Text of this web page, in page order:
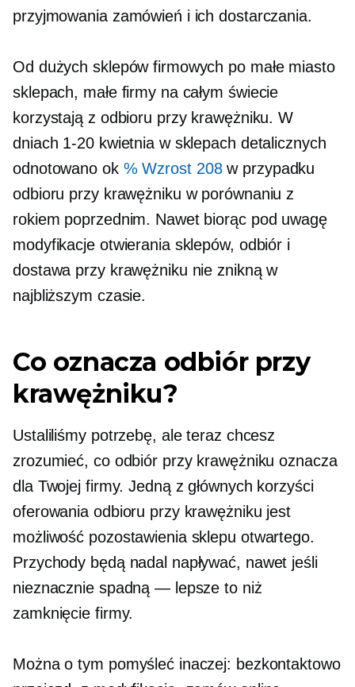
przyjmowania zamówień i ich dostarczania.
Od dużych sklepów firmowych po małe miasto
sklepach, małe firmy na całym świecie
korzystają z odbioru przy krawężniku. W
dniach 1-20 kwietnia w sklepach detalicznych
odnotowano ok % Wzrost 208w przypadku
odbioru przy krawężniku w porównaniu z
rokiem poprzednim. Nawet biorąc pod uwagę
modyfikacje otwierania sklepów, odbiór i
dostawa przy krawężniku nie znikną w
najbliższym czasie.
Co oznacza odbiór przy
krawężniku?
Ustaliliśmy potrzebę, ale teraz chcesz
zrozumieć, co odbiór przy krawężniku oznacza
dla Twojej firmy. Jedną z głównych korzyści
oferowania odbioru przy krawężniku jest
możliwość pozostawienia sklepu otwartego.
Przychody będą nadal napływać, nawet jeśli
nieznacznie spadną — lepsze to niż
zamknięcie firmy.
Można o tym pomyśleć inaczej: bezkontaktowo